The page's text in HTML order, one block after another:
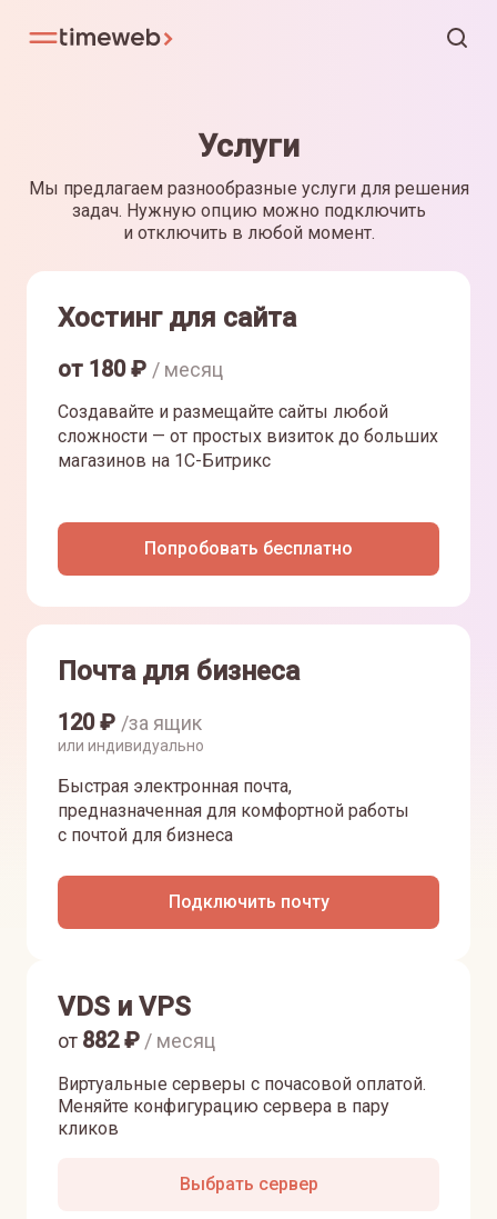
Услуги
Мы предлагаем разнообразные услуги для решения
задач. Нужную опцию можно подключить
и отключить в любой момент.
Хостинг для сайта
от 180₽ / месяц
Создавайте и размещайте сайты любой
сложности — от простых визиток до больших
магазинов на 1С-Битрикс
Попробовать бесплатно
Почта для бизнеса
120₽ /за ящик
или индивидуально
Быстрая электронная почта,
предназначенная для комфортной работы
с почтой для бизнеса
Подключить почту
VDS и VPS
Виртуальные серверы с почасовой оплатой.
Меняйте конфигурацию сервера в пару
кликов
от 882₽ / месяц
Выбрать сервер